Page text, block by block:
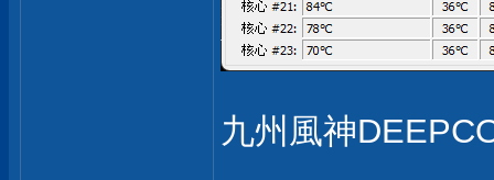
九州風神